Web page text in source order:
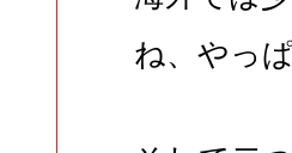
ね、やっ